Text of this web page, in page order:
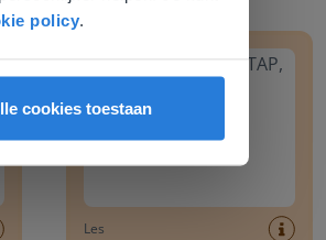
policy.
cookies toestaan
Groep 6, Blok INSTAP, Week 2, Les 8
Les